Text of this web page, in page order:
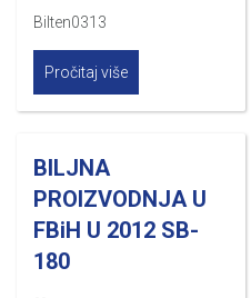
Bilten0313
Pročitaj više
BILJNA
PROIZVODNJA U
FBiH U 2012 SB-
180